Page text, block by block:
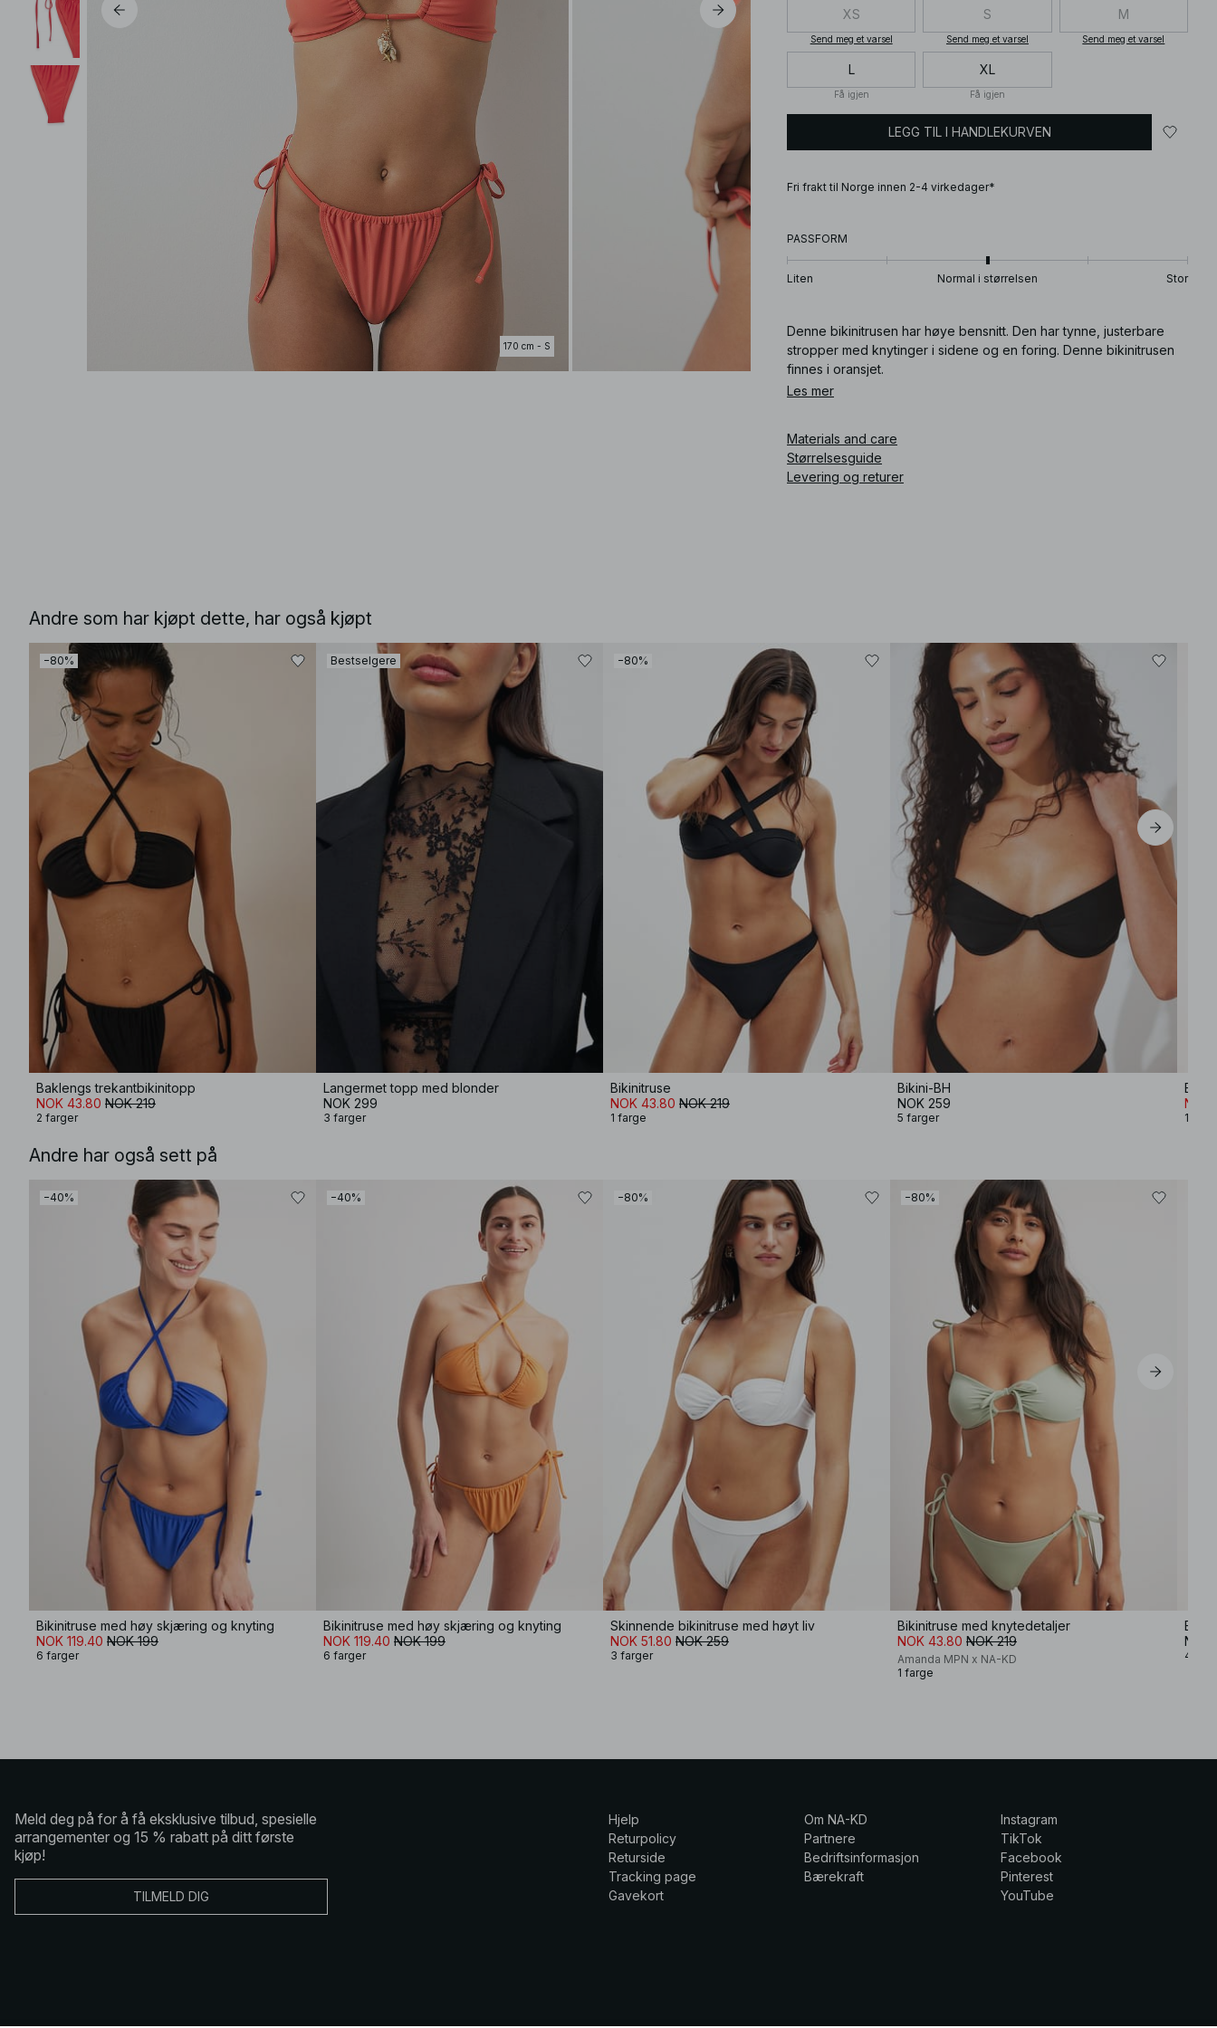
170 cm - S
XS
Send meg et varsel
S
Send meg et varsel
M
Send meg et varsel
L
Få igjen
XL
Få igjen
LEGG TIL I HANDLEKURVEN
Fri frakt til Norge innen 2-4 virkedager*
PASSFORM
Liten Normal i størrelsen Stor
Denne bikinitrusen har høye bensnitt. Den har tynne, justerbare
stropper med knytinger i sidene og en foring. Denne bikinitrusen
finnes i oransjet.
Les mer
Materials and care
Størrelsesguide
Levering og returer
Andre som har kjøpt dette, har også kjøpt
−80%
Baklengs trekantbikinitopp
NOK 43.80 NOK 219
2 farger
Bestselgere
Langermet topp med blonder
NOK 299
3 farger
−80%
Bikinitruse
NOK 43.80 NOK 219
1 farge
Bikini-BH
NOK 259
5 farger
NOK
10
Andre har også sett på
−40%
Bikinitruse med høy skjæring og knyting
NOK 119.40 NOK 199
6 farger
−40%
Bikinitruse med høy skjæring og knyting
NOK 119.40 NOK 199
6 farger
−80%
Skinnende bikinitruse med høyt liv
NOK 51.80 NOK 259
3 farger
−80%
Bikinitruse med knytedetaljer
NOK 43.80 NOK 219
Amanda MPN x NA-KD
1 farge
NOK
4
Meld deg på for å få eksklusive tilbud, spesielle
arrangementer og 15 % rabatt på ditt første
kjøp!
TILMELD DIG
Hjelp
Returpolicy
Returside
Tracking page
Gavekort
Om NA-KD
Partnere
Bedriftsinformasjon
Bærekraft
Instagram
TikTok
Facebook
Pinterest
YouTube